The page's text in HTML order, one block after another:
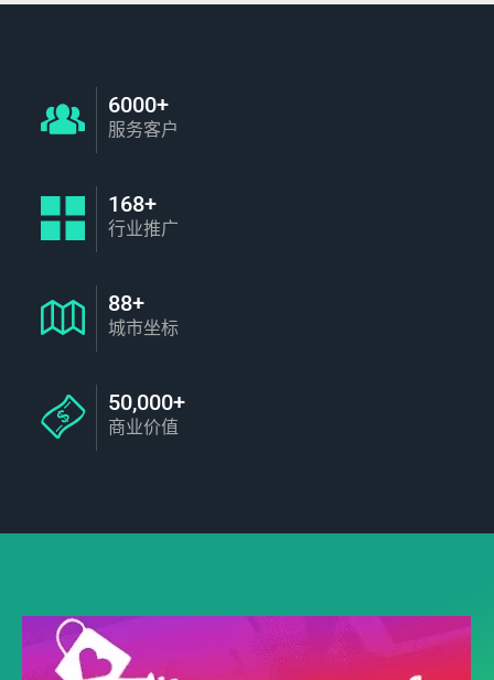
6000+
服务客户
168+
行业推广
88+
城市坐标
50,000+
商业价值